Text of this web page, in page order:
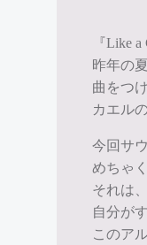
『Like
昨年の
曲をつ
カエル
今回サ
めちゃ
それは
自分が
このア